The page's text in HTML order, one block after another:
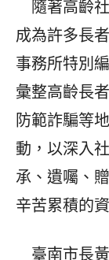
隨著高齡
成為許多長
事務所特別
彙整高齡長
防範詐騙等
動，以深入
承、遺囑、
辛苦累積的
臺南市長